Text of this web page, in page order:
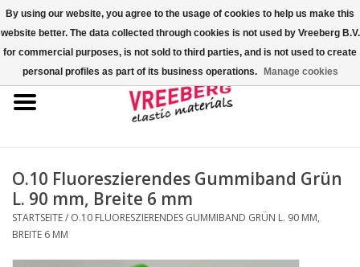
0 Artikel - €0,00
Startseite
Bunte Gummibänder
Gummispannseile
Palettenspanner
O.10 Fluoreszierendes Gummiband Grün
L. 90 mm, Breite 6 mm
STARTSEITE/ O.10 FLUORESZIERENDES GUMMIBAND GRÜN L. 90 MM,
BREITE 6 MM
By using our website, you agree to the usage of cookies to help us make this
website better. The data collected through cookies is not used by Vreeberg B.V.
for commercial purposes, is not sold to third parties, and is not used to create
personal profiles as part of its business operations.
Manage cookies